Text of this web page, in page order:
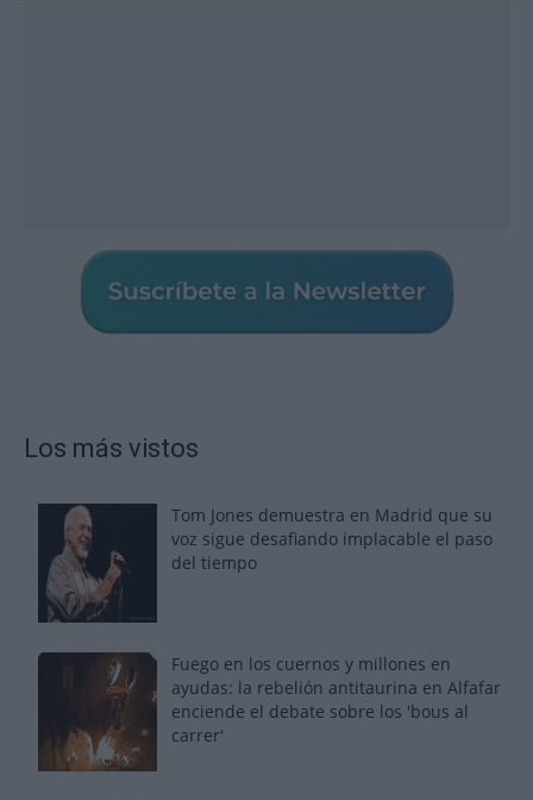
Los más vistos
Tom Jones demuestra en Madrid que su
voz sigue desafiando implacable el paso
del tiempo
Fuego en los cuernos y millones en
ayudas: la rebelión antitaurina en Alfafar
enciende el debate sobre los 'bous al
carrer'